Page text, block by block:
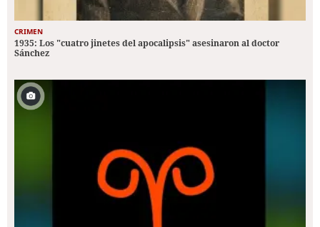
CRIMEN
1935: Los "cuatro jinetes del apocalipsis" asesinaron al doctor
Sánchez